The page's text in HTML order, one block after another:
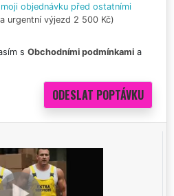
objednávku před ostatními
urgentní výjezd 2 500 Kč)
s Obchodními podmínkami a